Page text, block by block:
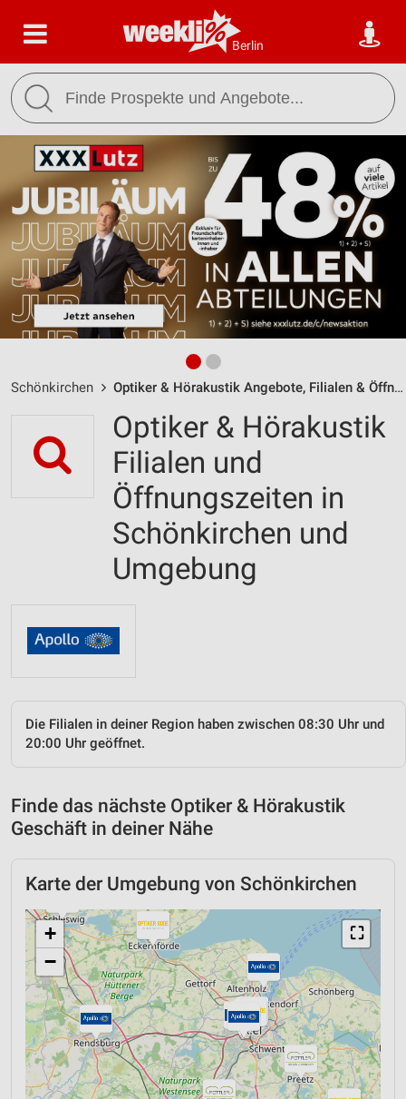
Berlin
Schönkirchen Optiker & Hörakustik Angebote, Filialen & Öffnungszeiten
Optiker & Hörakustik
Filialen und
Öffnungszeiten in
Schönkirchen und
Umgebung
Die Filialen in deiner Region haben zwischen 08:30 Uhr und
20:00 Uhr geöffnet.
Finde das nächste Optiker & Hörakustik
Geschäft in deiner Nähe
Karte der Umgebung von Schönkirchen
⛶
+
−